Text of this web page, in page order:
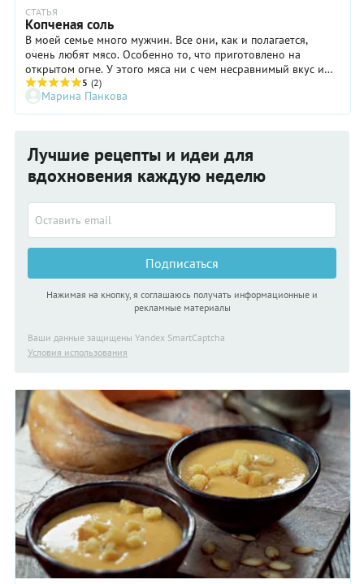
СТАТЬЯ
Копченая соль
В моей семье много мужчин. Все они, как и полагается,
очень любят мясо. Особенно то, что приготовлено на
открытом огне. У этого мяса ни с чем несравнимый вкус и
совершенно особый аромат – с нотками дыма и древесины.
Я решила попробовать создать похожий гастрономический
эффект на своей московской кухне с помощью копченой
5 (2)
Марина Панкова
Лучшие рецепты и идеи для
вдохновения каждую неделю
Подписаться
Нажимая на кнопку, я соглашаюсь получать информационные и
рекламные материалы
Ваши данные защищены Yandex SmartCaptcha
Условия использования